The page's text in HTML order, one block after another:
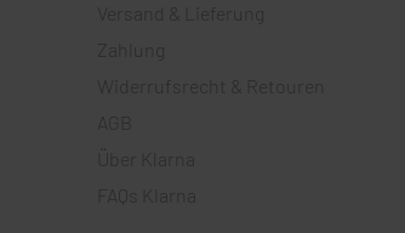
Versand & Lieferung
Zahlung
Widerrufsrecht & Retouren
AGB
FAQs Klarna